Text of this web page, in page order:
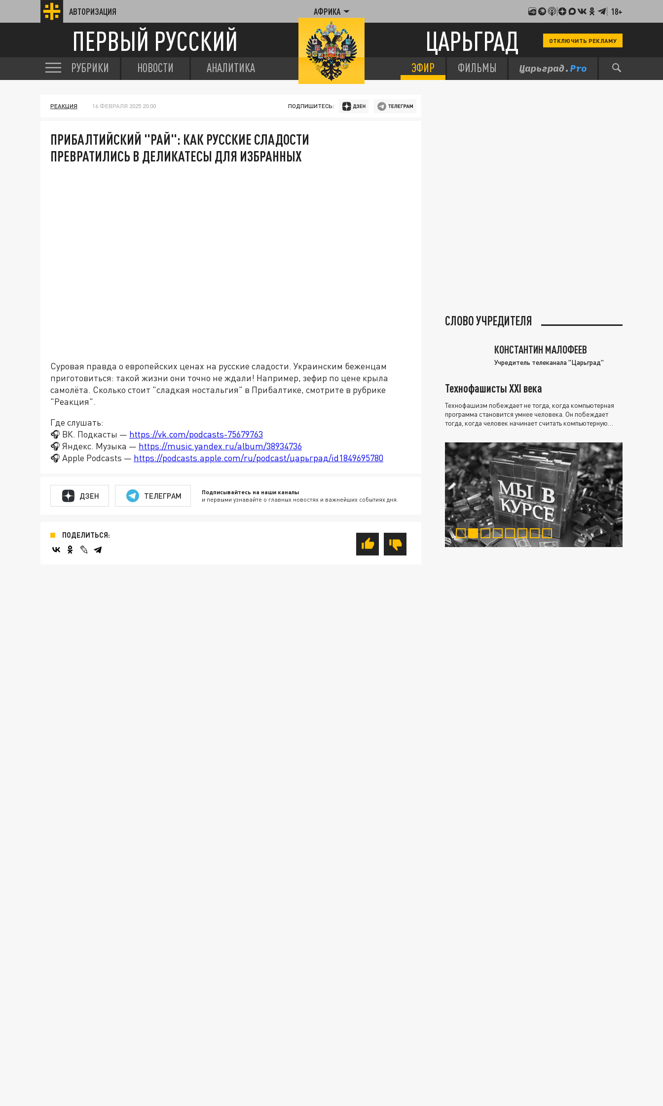
АВТОРИЗАЦИЯ АФРИКА 18+
ПЕРВЫЙ РУССКИЙ ЦАРЬГРАД ОТКЛЮЧИТЬ РЕКЛАМУ
РУБРИКИ НОВОСТИ АНАЛИТИКА ЭФИР ФИЛЬМЫ
РЕАКЦИЯ 16 ФЕВРАЛЯ 2025 20:00 ПОДПИШИТЕСЬ:
ПРИБАЛТИЙСКИЙ "РАЙ": КАК РУССКИЕ СЛАДОСТИ
ПРЕВРАТИЛИСЬ В ДЕЛИКАТЕСЫ ДЛЯ ИЗБРАННЫХ
Суровая правда о европейских ценах на русские сладости. Украинским беженцам
приготовиться: такой жизни они точно не ждали! Например, зефир по цене крыла
самолёта. Сколько стоит "сладкая ностальгия" в Прибалтике, смотрите в рубрике
"Реакция".
Где слушать:
🎧 ВК. Подкасты — https://vk.com/podcasts-75679763
🎧 Яндекс. Музыка — https://music.yandex.ru/album/38934736
🎧 Apple Podcasts — https://podcasts.apple.com/ru/podcast/царьград/id1849695780
ДЗЕН ТЕЛЕГРАМ Подписывайтесь на наши каналы
и первыми узнавайте о главных новостях и важнейших событиях дня.
ПОДЕЛИТЬСЯ:
СЛОВО УЧРЕДИТЕЛЯ
КОНСТАНТИН МАЛОФЕЕВ
Учредитель телеканала "Царьград"
Технофашисты XXI века
Технофашизм побеждает не тогда, когда компьютерная
программа становится умнее человека. Он побеждает
тогда, когда человек начинает считать компьютерную